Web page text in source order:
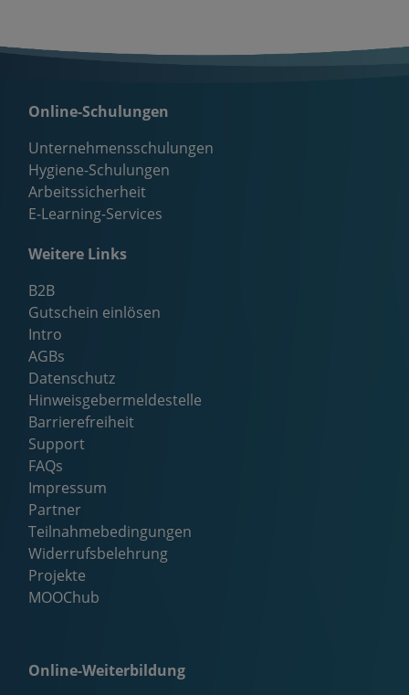
Online-Schulungen
Unternehmensschulungen
Hygiene-Schulungen
Arbeitssicherheit
E-Learning-Services
Weitere Links
B2B
Gutschein einlösen
Intro
AGBs
Datenschutz
Hinweisgebermeldestelle
Barrierefreiheit
Support
FAQs
Impressum
Partner
Teilnahmebedingungen
Widerrufsbelehrung
Projekte
MOOChub
Online-Weiterbildung